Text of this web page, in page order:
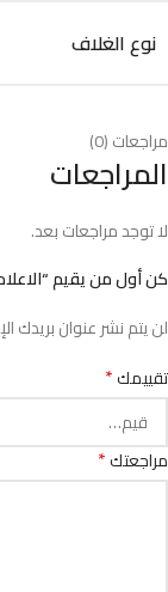
نوع الغلاف
مراجعات (0)
المراجعات
لا توجد مراجعات بعد.
كن أول من يقيم
لن يتم نشر عنوان بريدك
تقييمك*
مراجعتك*